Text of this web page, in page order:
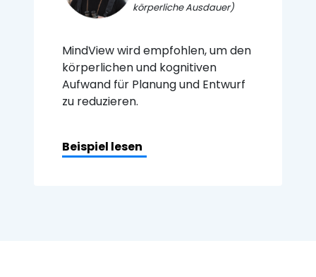
körperliche Ausdauer)
MindView wird empfohlen, um den
körperlichen und kognitiven
Aufwand für Planung und Entwurf
zu reduzieren.
Beispiel lesen